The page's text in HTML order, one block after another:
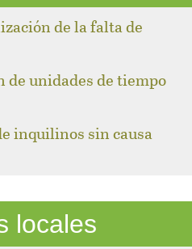
de la falta de
de unidades de tiempo
inquilinos sin causa
locales